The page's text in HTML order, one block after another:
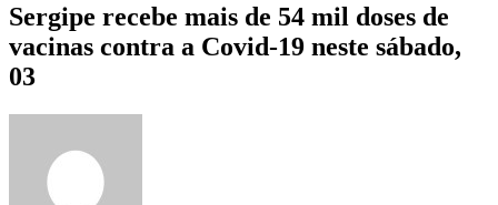
Sergipe recebe mais de 54 mil doses de
vacinas contra a Covid-19 neste sábado,
03